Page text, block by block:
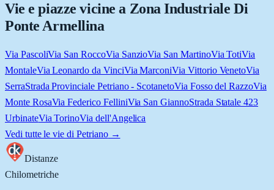
Vie e piazze vicine a Zona Industriale Di
Ponte Armellina
Via PascoliVia San RoccoVia SanzioVia San MartinoVia TotiVia
MontaleVia Leonardo da VinciVia MarconiVia Vittorio VenetoVia
SerraStrada Provinciale Petriano - ScotanetoVia Fosso del RazzoVia
Monte RosaVia Federico FelliniVia San GiannoStrada Statale 423
UrbinateVia TorinoVia dell'Angelica
Vedi tutte le vie di Petriano→
Distanze
Chilometriche